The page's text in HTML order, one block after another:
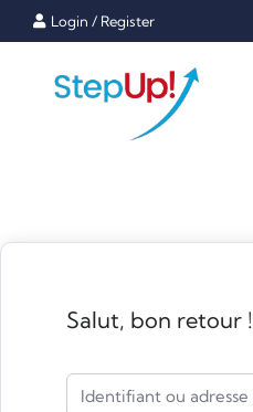
Login / Register
Salut, bon retour !